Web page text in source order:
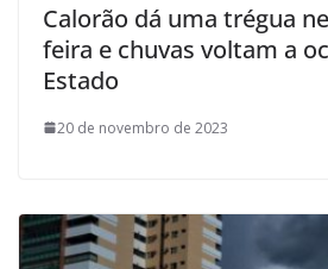
Calorão dá uma trégua
feira e chuvas voltam a
Estado
20 de novembro de 2023